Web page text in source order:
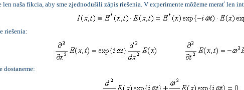
naša fikcia, aby sme zjednodušili zápis riešenia. V experimente môžeme merať len
riešenia:
dostaneme: